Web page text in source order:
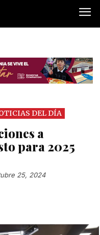
DEL DÍA
a
para 2025
25, 2024